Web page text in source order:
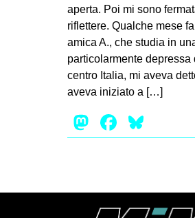
MOVIMENTI
AMBIENTE
ANTIFASCISMO
DIRITTO
aperta. Poi mi sono
riflettere. Qualche mese
amica A., che studia in
particolarmente depressa
centro Italia, mi aveva
aveva iniziato a […]
Mastodon